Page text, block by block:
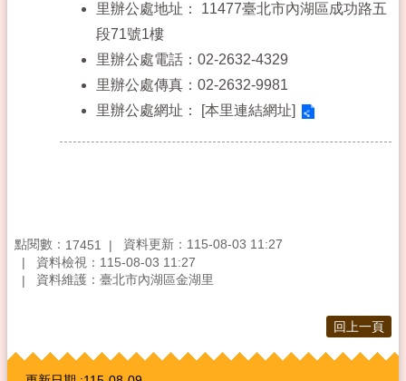
里辦公處地址： 11477臺北市內湖區成功路五
段71號1樓
里辦公處電話：02-2632-4329
里辦公處傳真：02-2632-9981
里辦公處網址：
[本里連結網址]
點閱數： 17451
資料更新：115-08-03 11:27
資料檢視：115-08-03 11:27
資料維護：臺北市內湖區金湖里
回上一頁
:::